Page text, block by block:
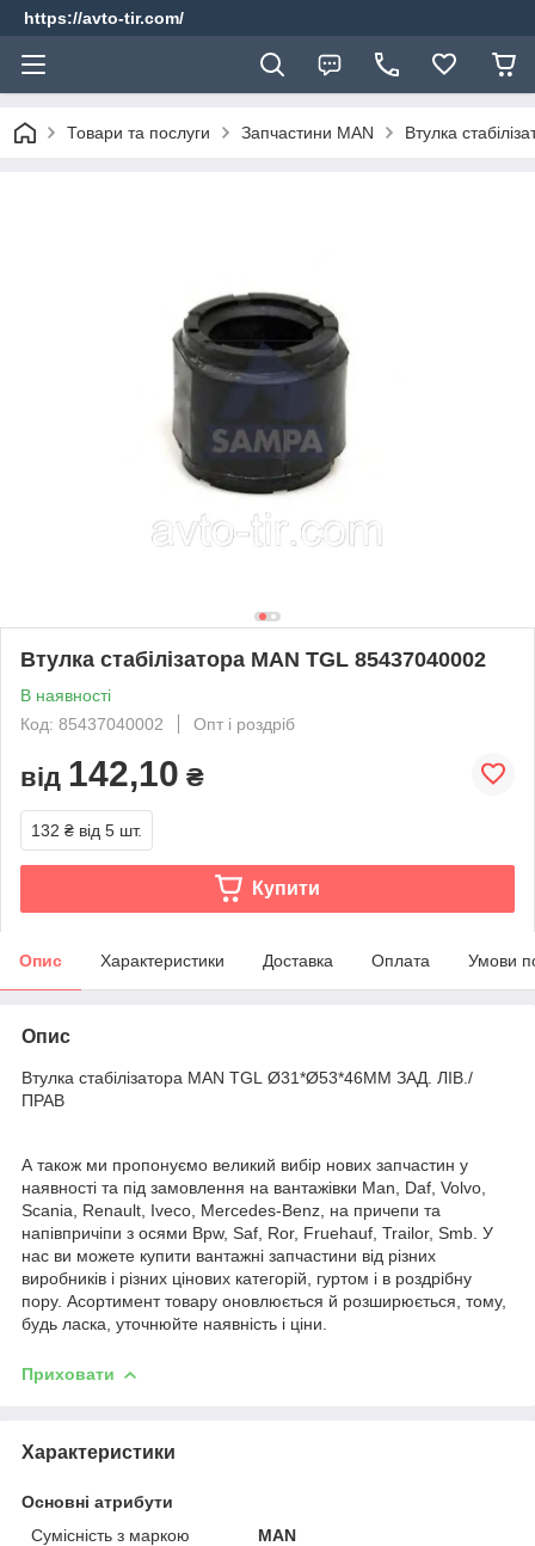
https://avto-tir.com/
Товари та послуги Запчастини MAN Втулка
Втулка стабілізатора MAN TGL 85437040002
В наявності
Код: 85437040002
Опт і роздріб
від 142,10 ₴
132 ₴ від 5 шт.
Купити
Опис Характеристики Доставка Оплата Умови
Опис
Втулка стабілізатора MAN TGL Ø31*Ø53*46MM ЗАД. ЛІВ./
ПРАВ
А також ми пропонуємо великий вибір нових запчастин у
наявності та під замовлення на вантажівки Man, Daf, Volvo,
Scania, Renault, Iveco, Mercedes-Benz, на причепи та
напівпричіпи з осями Bpw, Saf, Ror, Fruehauf, Trailor, Smb. У
нас ви можете купити вантажні запчастини від різних
виробників і різних цінових категорій, гуртом і в роздрібну
пору. Асортимент товару оновлюється й розширюється, тому,
будь ласка, уточнюйте наявність і ціни.
Приховати
Характеристики
Основні атрибути
Сумісність з маркою
MAN